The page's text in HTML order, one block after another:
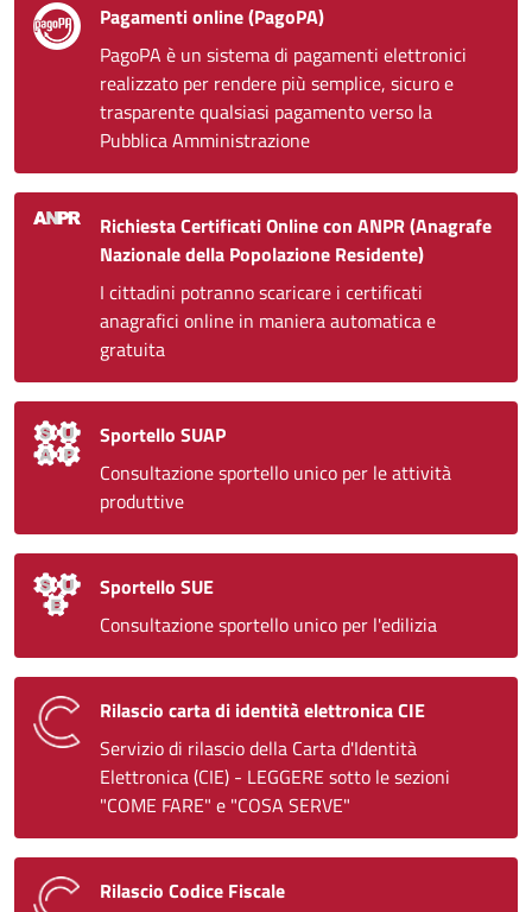
Pagamenti online (PagoPA)
PagoPA è un sistema di pagamenti elettronici
realizzato per rendere più semplice, sicuro e
trasparente qualsiasi pagamento verso la
Pubblica Amministrazione
Richiesta Certificati Online con ANPR (Anagrafe
Nazionale della Popolazione Residente)
I cittadini potranno scaricare i certificati
anagrafici online in maniera automatica e
gratuita
Sportello SUAP
Consultazione sportello unico per le attività
produttive
Sportello SUE
Consultazione sportello unico per l'edilizia
Rilascio carta di identità elettronica CIE
Servizio di rilascio della Carta d'Identità
Elettronica (CIE) - LEGGERE sotto le sezioni
"COME FARE" e "COSA SERVE"
Rilascio Codice Fiscale